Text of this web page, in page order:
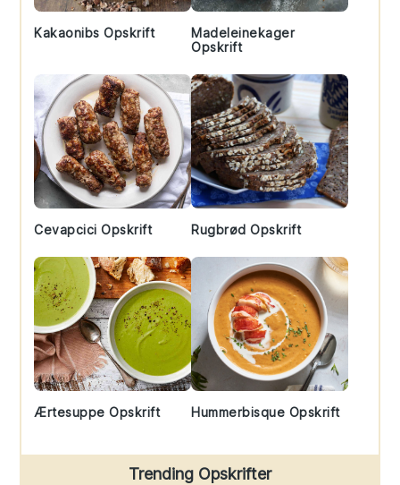
Kakaonibs Opskrift
Madeleinekager
Opskrift
Cevapcici Opskrift Rugbrød Opskrift
Ærtesuppe Opskrift Hummerbisque Opskrift
Trending Opskrifter